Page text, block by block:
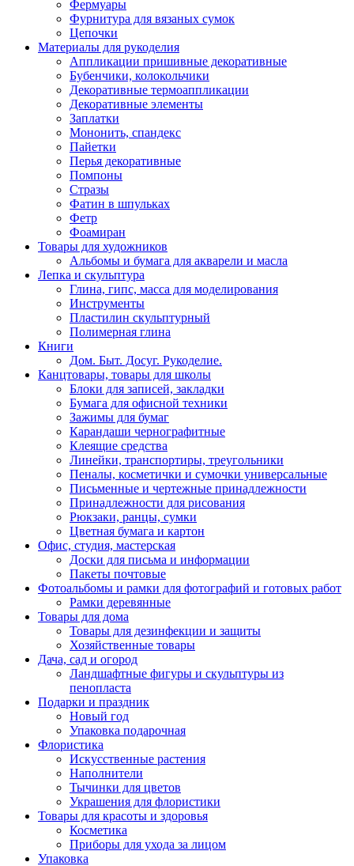
Фермуары
Фурнитура для вязаных сумок
Цепочки
Материалы для рукоделия
Аппликации пришивные декоративные
Бубенчики, колокольчики
Декоративные термоаппликации
Декоративные элементы
Заплатки
Мононить, спандекс
Пайетки
Перья декоративные
Помпоны
Стразы
Фатин в шпульках
Фетр
Фоамиран
Товары для художников
Альбомы и бумага для акварели и масла
Лепка и скульптура
Глина, гипс, масса для моделирования
Инструменты
Пластилин скульптурный
Полимерная глина
Книги
Дом. Быт. Досуг. Рукоделие.
Канцтовары, товары для школы
Блоки для записей, закладки
Бумага для офисной техники
Зажимы для бумаг
Карандаши чернографитные
Клеящие средства
Линейки, транспортиры, треугольники
Пеналы, косметички и сумочки универсальные
Письменные и чертежные принадлежности
Принадлежности для рисования
Рюкзаки, ранцы, сумки
Цветная бумага и картон
Офис, студия, мастерская
Доски для письма и информации
Пакеты почтовые
Фотоальбомы и рамки для фотографий и готовых работ
Рамки деревянные
Товары для дома
Товары для дезинфекции и защиты
Хозяйственные товары
Дача, сад и огород
Ландшафтные фигуры и скульптуры из
пенопласта
Подарки и праздник
Новый год
Упаковка подарочная
Флористика
Искусственные растения
Наполнители
Тычинки для цветов
Украшения для флористики
Товары для красоты и здоровья
Косметика
Приборы для ухода за лицом
Упаковка